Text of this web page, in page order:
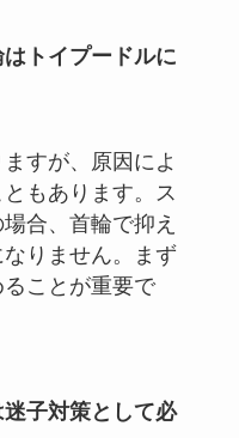
トイプードルに
すが、原因によ
もあります。ス
合、首輪で抑え
りません。まず
ことが重要で
迷子対策として必